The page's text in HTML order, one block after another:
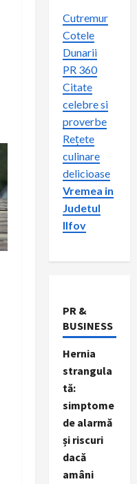
Cutremur
Cotele
Dunarii
PR 360
Citate
celebre si
proverbe
Rețete
culinare
delicioase
Vremea in
Judetul
Ilfov
PR &
BUSINESS
Hernia
strangula
tă:
simptome
de alarmă
și riscuri
dacă
amâni